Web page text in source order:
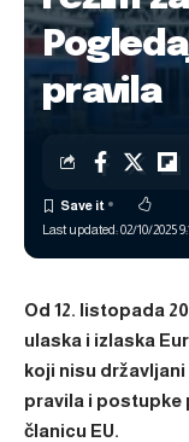
pravila
Last updated: 02/10/2025
Od 12. listopada
ulaska i izlaska
koji nisu
pravila i postupke
članicu EU.